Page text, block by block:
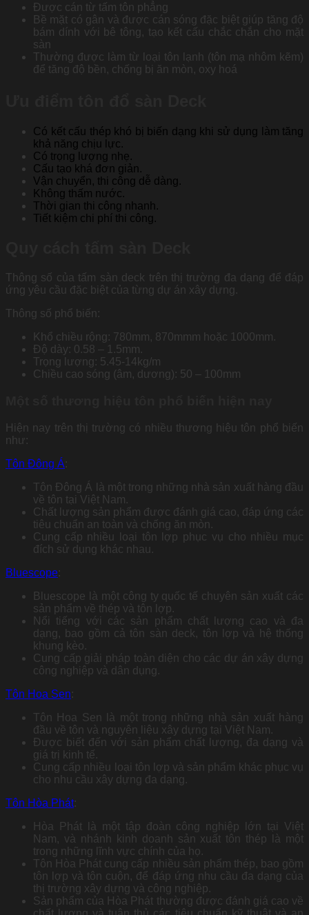
Được cán từ tấm tôn phẳng
Bề mặt có gân và được cán sóng đặc biệt giúp tăng độ
bám dính với bê tông, tạo kết cấu chắc chắn cho mặt
sàn
Thường được làm từ loại tôn lạnh (tôn mạ nhôm kẽm)
để tăng độ bền, chống bị ăn mòn, oxy hoá
Có kết cấu thép khó bị biến dạng khi sử dụng làm tăng
khả năng chịu lực.
Có trọng lượng nhẹ.
Cấu tạo khá đơn giản.
Vận chuyển, thi công dễ dàng.
Không thấm nước.
Thời gian thi công nhanh.
Tiết kiệm chi phí thi công.
Thông số của tấm sàn deck trên thị trường đa dạng để đáp
ứng yêu cầu đặc biệt của từng dự án xây dựng.
Thông số phổ biến:
Khổ chiều rộng: 780mm, 870mmm hoặc 1000mm.
Độ dày: 0.58 – 1.5mm.
Trọng lượng: 5.45-14kg/m
Chiều cao sóng (âm, dương): 50 – 100mm
Hiện nay trên thị trường có nhiều thương hiệu tôn phổ biến
như:
Tôn Đông Á:
Tôn Đông Á là một trong những nhà sản xuất hàng đầu
về tôn tại Việt Nam.
Chất lượng sản phẩm được đánh giá cao, đáp ứng các
tiêu chuẩn an toàn và chống ăn mòn.
Cung cấp nhiều loại tôn lợp phục vụ cho nhiều mục
đích sử dụng khác nhau.
Bluescope:
Bluescope là một công ty quốc tế chuyên sản xuất các
sản phẩm về thép và tôn lợp.
Nổi tiếng với các sản phẩm chất lượng cao và đa
dạng, bao gồm cả tôn sàn deck, tôn lợp và hệ thống
khung kèo.
Cung cấp giải pháp toàn diện cho các dự án xây dựng
công nghiệp và dân dụng.
Tôn Hoa Sen:
Tôn Hoa Sen là một trong những nhà sản xuất hàng
đầu về tôn và nguyên liệu xây dựng tại Việt Nam.
Được biết đến với sản phẩm chất lượng, đa dạng và
giá trị kinh tế.
Cung cấp nhiều loại tôn lợp và sản phẩm khác phục vụ
cho nhu cầu xây dựng đa dạng.
Tôn Hòa Phát:
Hòa Phát là một tập đoàn công nghiệp lớn tại Việt
Nam, và nhánh kinh doanh sản xuất tôn thép là một
trong những lĩnh vực chính của họ.
Tôn Hòa Phát cung cấp nhiều sản phẩm thép, bao gồm
tôn lợp và tôn cuộn, để đáp ứng nhu cầu đa dạng của
thị trường xây dựng và công nghiệp.
Sản phẩm của Hòa Phát thường được đánh giá cao về